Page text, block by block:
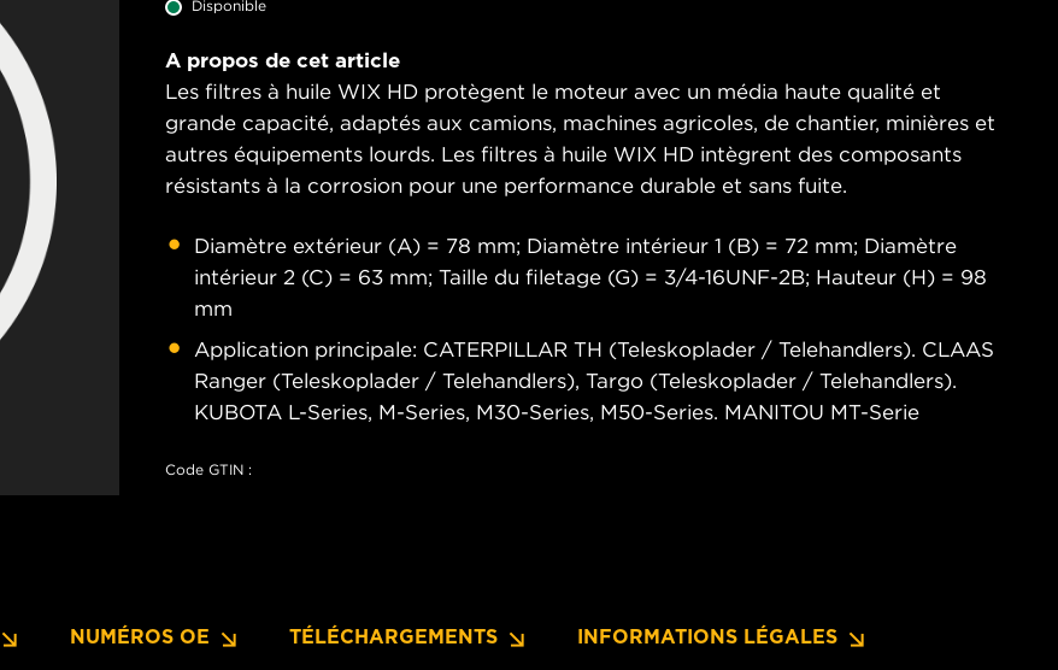
Disponible
A propos de cet article
Les filtres à huile WIX HD protègent le moteur avec un média haute qualité et
grande capacité, adaptés aux camions, machines agricoles, de chantier, minières et
autres équipements lourds. Les filtres à huile WIX HD intègrent des composants
résistants à la corrosion pour une performance durable et sans fuite.
Diamètre extérieur (A) = 78 mm; Diamètre intérieur 1 (B) = 72 mm; Diamètre
intérieur 2 (C) = 63 mm; Taille du filetage (G) = 3/4-16UNF-2B; Hauteur (H) = 98
mm
Application principale: CATERPILLAR TH (Teleskoplader / Telehandlers). CLAAS
Ranger (Teleskoplader / Telehandlers), Targo (Teleskoplader / Telehandlers).
KUBOTA L-Series, M-Series, M30-Series, M50-Series. MANITOU MT-Serie
Code GTIN :
NUMÉROS OE TÉLÉCHARGEMENTS INFORMATIONS LÉGALES